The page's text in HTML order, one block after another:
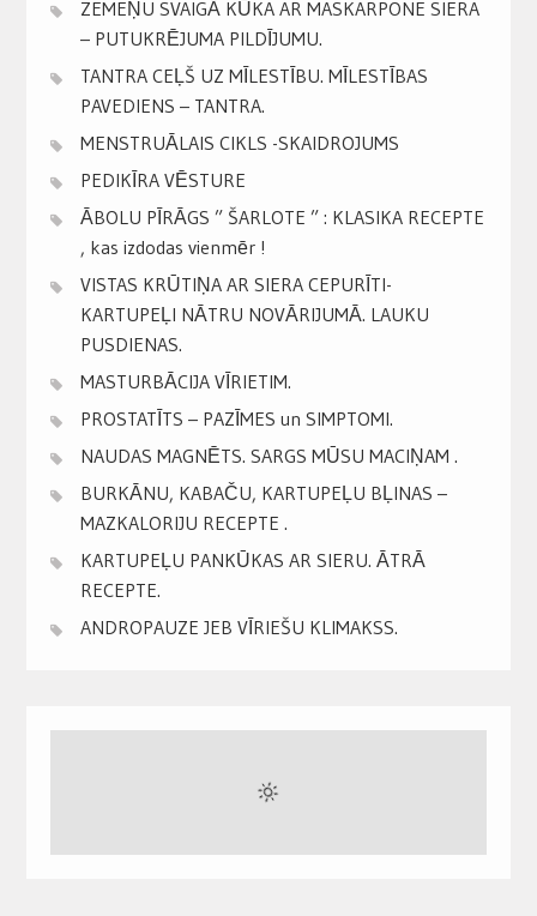
ZEMEŅU SVAIGĀ KŪKA AR MASKARPONE SIERA
– PUTUKRĒJUMA PILDĪJUMU.
TANTRA CEĻŠ UZ MĪLESTĪBU. MĪLESTĪBAS
PAVEDIENS – TANTRA.
MENSTRUĀLAIS CIKLS -SKAIDROJUMS
PEDIKĪRA VĒSTURE
ĀBOLU PĪRĀGS ” ŠARLOTE ” : KLASIKA RECEPTE
, kas izdodas vienmēr !
VISTAS KRŪTIŅA AR SIERA CEPURĪTI-
KARTUPEĻI NĀTRU NOVĀRIJUMĀ. LAUKU
PUSDIENAS.
MASTURBĀCIJA VĪRIETIM.
PROSTATĪTS – PAZĪMES un SIMPTOMI.
NAUDAS MAGNĒTS. SARGS MŪSU MACIŅAM .
BURKĀNU, KABAČU, KARTUPEĻU BĻINAS –
MAZKALORIJU RECEPTE .
KARTUPEĻU PANKŪKAS AR SIERU. ĀTRĀ
RECEPTE.
ANDROPAUZE JEB VĪRIEŠU KLIMAKSS.